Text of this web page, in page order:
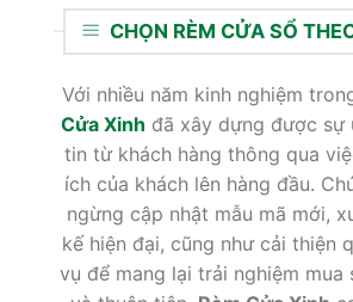
CHỌN RÈM CỬA SỔ
Với nhiều năm kinh nghiệm
Cửa Xinh đã xây dựng được sự
tin từ khách hàng thông qua
ích của khách lên hàng đầu.
ngừng cập nhật mẫu mã mới,
kế hiện đại, cũng như cải thiện
vụ để mang lại trải nghiệm mua